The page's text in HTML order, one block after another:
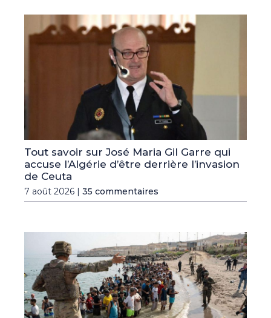
Tout savoir sur José Maria Gil Garre qui
accuse l’Algérie d’être derrière l’invasion
de Ceuta
7 août 2026 | 35 commentaires